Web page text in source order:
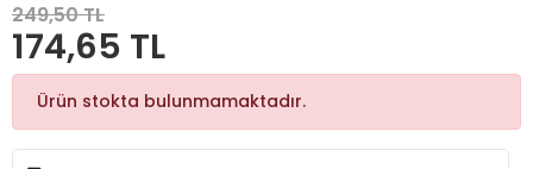
249,50 TL
174,65 TL
Ürün stokta bulunmamaktadır.